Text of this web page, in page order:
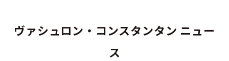
現し、美しいデザインに高度な技術が反映されたこの時計は、
目には見えない細部にまでも卓越性を追求し、またその姿勢へ
の称賛も込められています。18Kホワイトゴールドと18Kピン
ヴァシュロン・コンスタンタン ニュー
ス